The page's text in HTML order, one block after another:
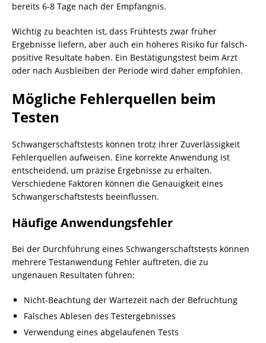
bereits 6-8 Tage nach der Empfängnis.
Wichtig zu beachten ist, dass Frühtests zwar früher
Ergebnisse liefern, aber auch ein höheres Risiko für falsch-
positive Resultate haben. Ein Bestätigungstest beim Arzt
oder nach Ausbleiben der Periode wird daher empfohlen.
Mögliche Fehlerquellen beim
Testen
Schwangerschaftstests können trotz ihrer Zuverlässigkeit
Fehlerquellen aufweisen. Eine korrekte Anwendung ist
entscheidend, um präzise Ergebnisse zu erhalten.
Verschiedene Faktoren können die Genauigkeit eines
Schwangerschaftstests beeinflussen.
Häufige Anwendungsfehler
Bei der Durchführung eines Schwangerschaftstests können
mehrere Testanwendung Fehler auftreten, die zu
ungenauen Resultaten führen:
Nicht-Beachtung der Wartezeit nach der Befruchtung
Falsches Ablesen des Testergebnisses
Verwendung eines abgelaufenen Tests